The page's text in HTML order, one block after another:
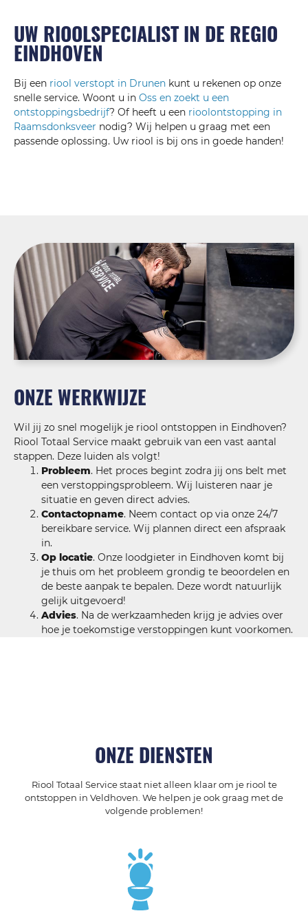
UW RIOOLSPECIALIST IN DE REGIO
EINDHOVEN
Bij een riool verstopt in Drunen kunt u rekenen op onze
snelle service. Woont u in Oss en zoekt u een
ontstoppingsbedrijf? Of heeft u een rioolontstopping in
Raamsdonksveer nodig? Wij helpen u graag met een
passende oplossing. Uw riool is bij ons in goede handen!
ONZE WERKWIJZE
Wil jij zo snel mogelijk je riool ontstoppen in Eindhoven?
Riool Totaal Service maakt gebruik van een vast aantal
stappen. Deze luiden als volgt!
Probleem. Het proces begint zodra jij ons belt met
een verstoppingsprobleem. Wij luisteren naar je
situatie en geven direct advies.
Contactopname. Neem contact op via onze 24/7
bereikbare service. Wij plannen direct een afspraak
in.
Op locatie. Onze loodgieter in Eindhoven komt bij
je thuis om het probleem grondig te beoordelen en
de beste aanpak te bepalen. Deze wordt natuurlijk
gelijk uitgevoerd!
Advies. Na de werkzaamheden krijg je advies over
hoe je toekomstige verstoppingen kunt voorkomen.
ONZE DIENSTEN
Riool Totaal Service staat niet alleen klaar om je riool te
ontstoppen in Veldhoven. We helpen je ook graag met de
volgende problemen!